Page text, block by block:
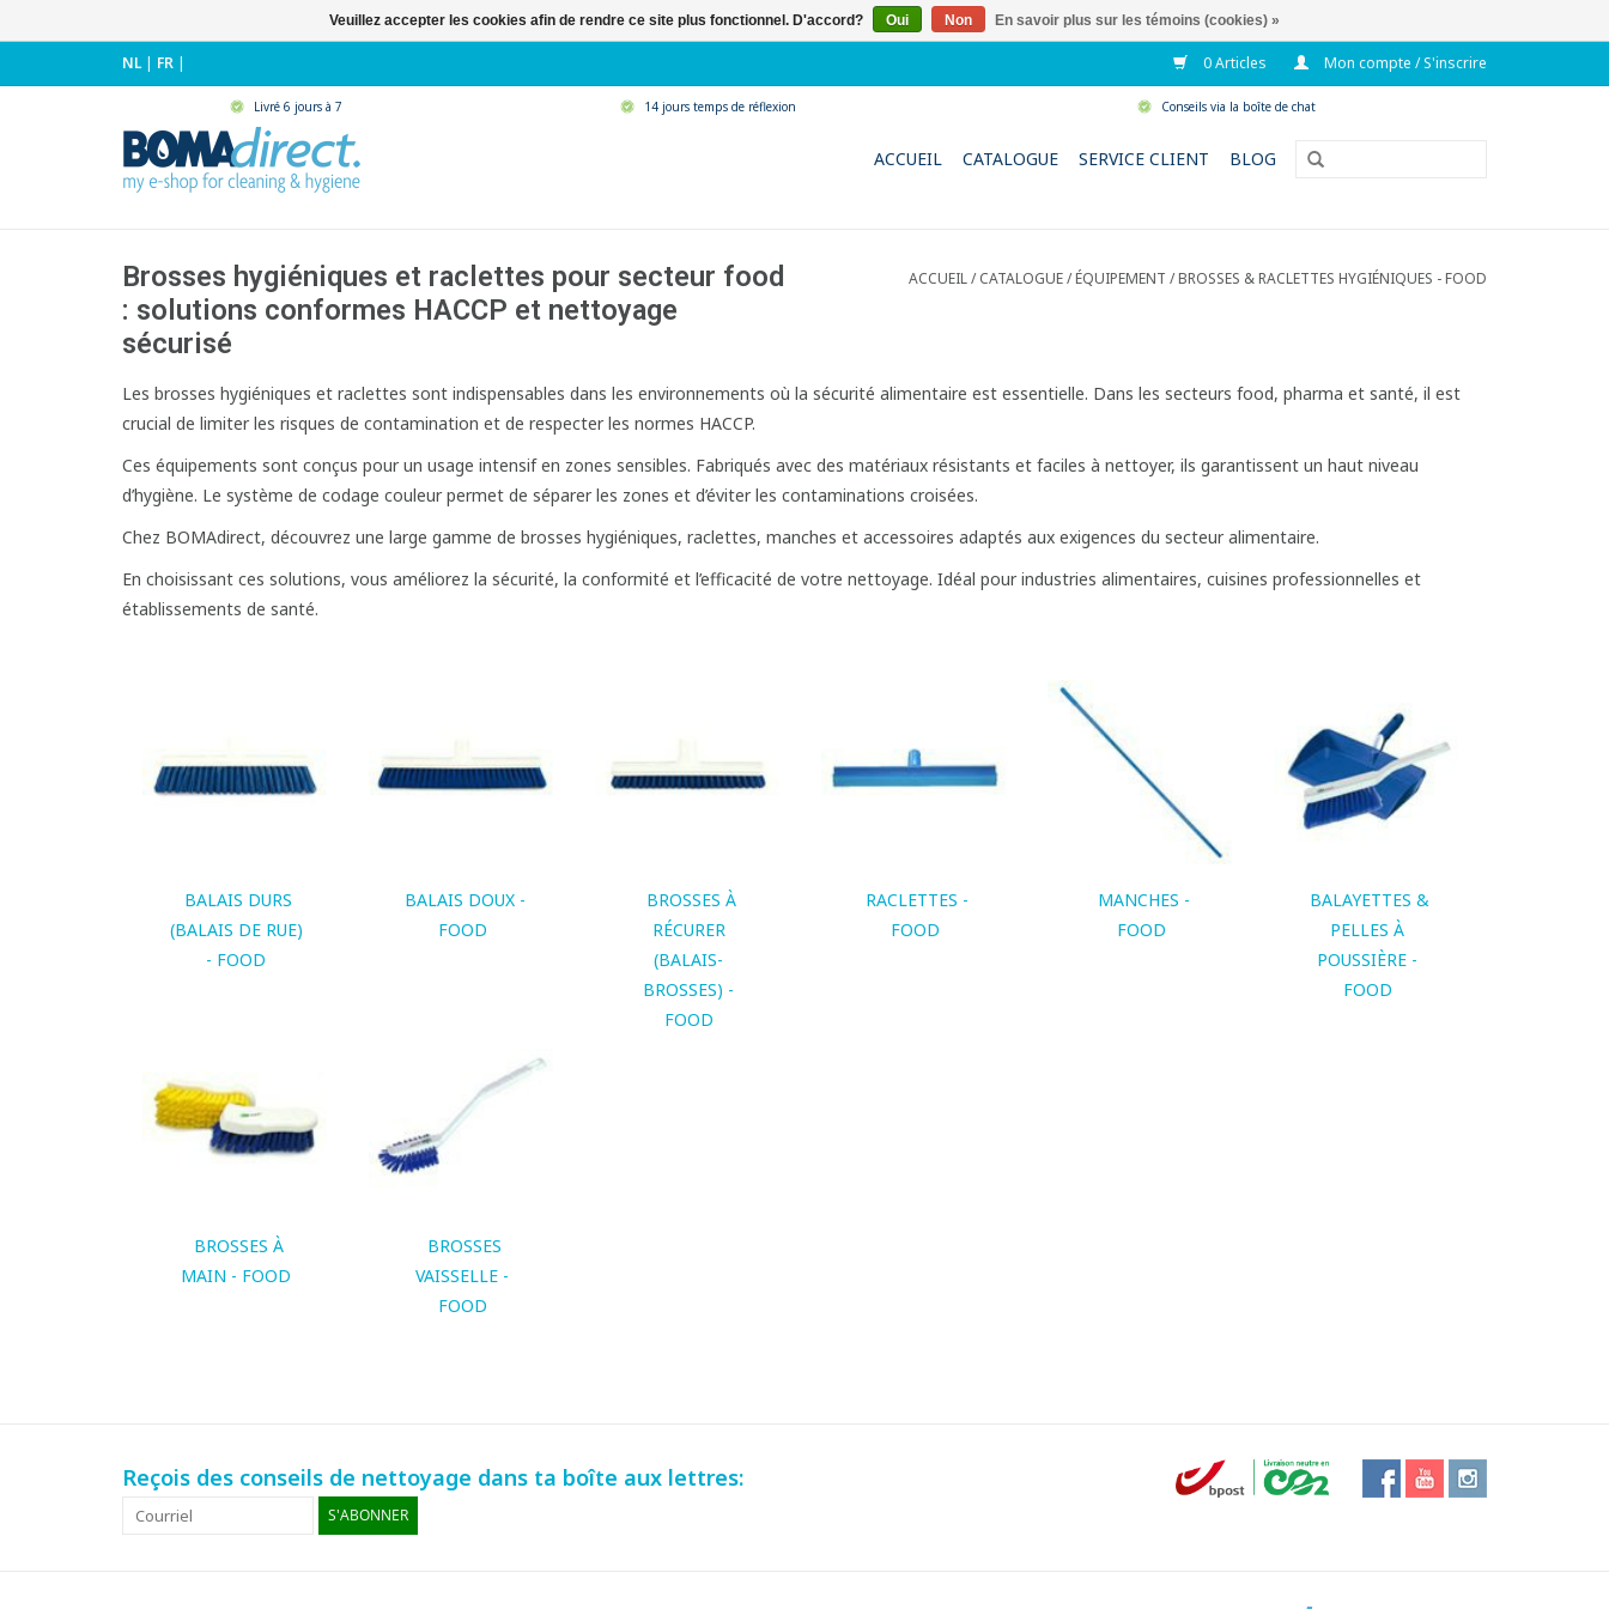
NL| FR | 0 Articles Mon compte / S'inscrire
Livré 6 jours à 7 14 jours temps de réflexion Conseils via la boîte de chat
ACCUEIL CATALOGUE SERVICE CLIENT BLOG
Brosses hygiéniques et raclettes pour secteur food
: solutions conformes HACCP et nettoyage
sécurisé
ACCUEIL/CATALOGUE/ÉQUIPEMENT /BROSSES & RACLETTES HYGIÉNIQUES - FOOD
Les brosses hygiéniques et raclettes sont indispensables dans les environnements où la sécurité alimentaire est essentielle. Dans les secteurs food, pharma et santé, il est
crucial de limiter les risques de contamination et de respecter les normes HACCP.
Ces équipements sont conçus pour un usage intensif en zones sensibles. Fabriqués avec des matériaux résistants et faciles à nettoyer, ils garantissent un haut niveau
d’hygiène. Le système de codage couleur permet de séparer les zones et d’éviter les contaminations croisées.
Chez BOMAdirect, découvrez une large gamme de brosses hygiéniques, raclettes, manches et accessoires adaptés aux exigences du secteur alimentaire.
En choisissant ces solutions, vous améliorez la sécurité, la conformité et l’efficacité de votre nettoyage. Idéal pour industries alimentaires, cuisines professionnelles et
établissements de santé.
BALAIS DURS
(BALAIS DE RUE)
- FOOD
BALAIS DOUX -
FOOD
BROSSES À
RÉCURER
(BALAIS-
BROSSES) -
FOOD
RACLETTES -
FOOD
MANCHES -
FOOD
BALAYETTES &
PELLES À
POUSSIÈRE -
FOOD
BROSSES À
MAIN - FOOD
BROSSES
VAISSELLE -
FOOD
Reçois des conseils de nettoyage dans ta boîte aux lettres:
S'ABONNER
Veuillez accepter les cookies afin de rendre ce site plus fonctionnel. D'accord? Oui Non En savoir plus sur les témoins (cookies) »